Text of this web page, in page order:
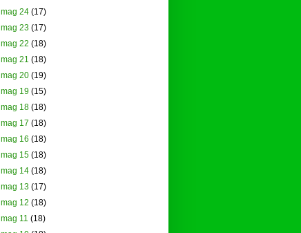
mag 24 (17)
mag 23 (17)
mag 22 (18)
mag 21 (18)
mag 20 (19)
mag 19 (15)
mag 18 (18)
mag 17 (18)
mag 16 (18)
mag 15 (18)
mag 14 (18)
mag 13 (17)
mag 12 (18)
mag 11 (18)